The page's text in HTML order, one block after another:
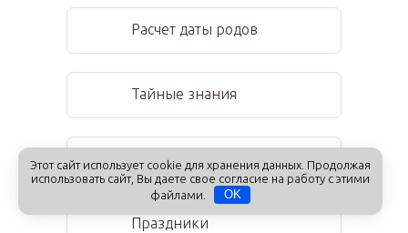
Расчет даты родов
Тайные знания
Календарь имен
Праздники
Этот сайт использует cookie для хранения данных. Продолжая
использовать сайт, Вы даете свое согласие на работу с этими
файлами.
OK